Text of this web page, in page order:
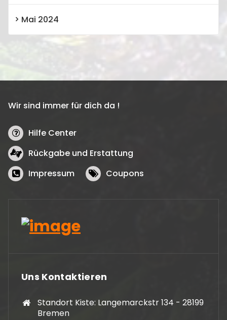
Mai 2024
Wir sind immer für dich da !
Hilfe Center
Rückgabe und Erstattung
Impressum
Coupons
Uns Kontaktieren
Standort Kiste: Langemarckstr 134 - 28199
Bremen